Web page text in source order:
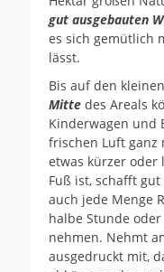
gut ausgebauten
es sich gemütlich
lässt.
Bis auf den
Mitte des Areals
Kinderwagen und
frischen Luft ganz
etwas kürzer oder
Fuß ist, schafft
auch jede Menge
halbe Stunde
nehmen. Nehmt
ausgedruckt mit,